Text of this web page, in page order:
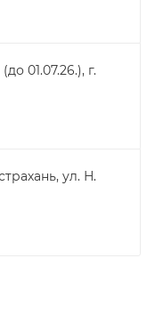
01.07.26.), г.
ул. Н.